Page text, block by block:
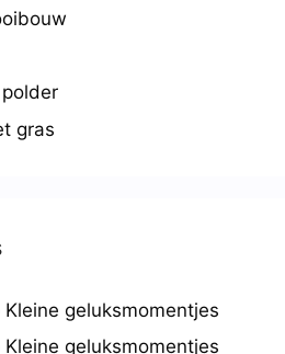
gras
Kleine geluksmomentjes
Kleine geluksmomentjes